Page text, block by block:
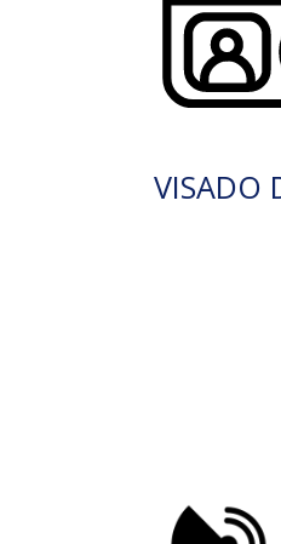
VISADO